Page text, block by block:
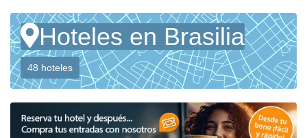
Hoteles en Brasilia
48 hoteles